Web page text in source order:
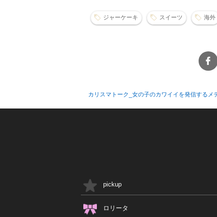
ジャーケーキ スイーツ 海外
カリスマトーク_女の子のカワイイを発信するメ
pickup
ロリータ